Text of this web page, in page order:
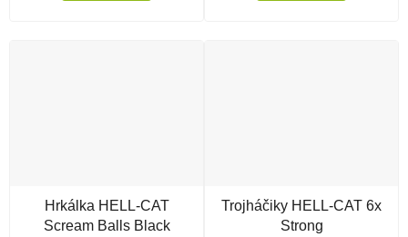
Hrkálka HELL-CAT
Scream Balls Black
Trojháčiky HELL-CAT 6x
Strong